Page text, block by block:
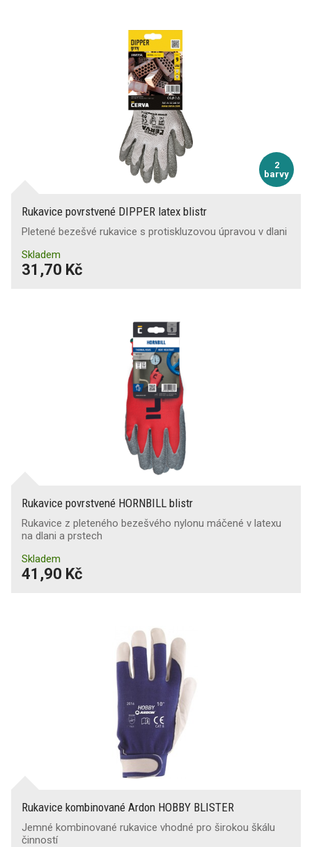
2
barvy
Rukavice povrstvené DIPPER latex blistr
Pletené bezešvé rukavice s protiskluzovou úpravou v dlani
Skladem
31,70 Kč
Rukavice povrstvené HORNBILL blistr
Rukavice z pleteného bezešvého nylonu máčené v latexu
na dlani a prstech
Skladem
41,90 Kč
Rukavice kombinované Ardon HOBBY BLISTER
Jemné kombinované rukavice vhodné pro širokou škálu
činností